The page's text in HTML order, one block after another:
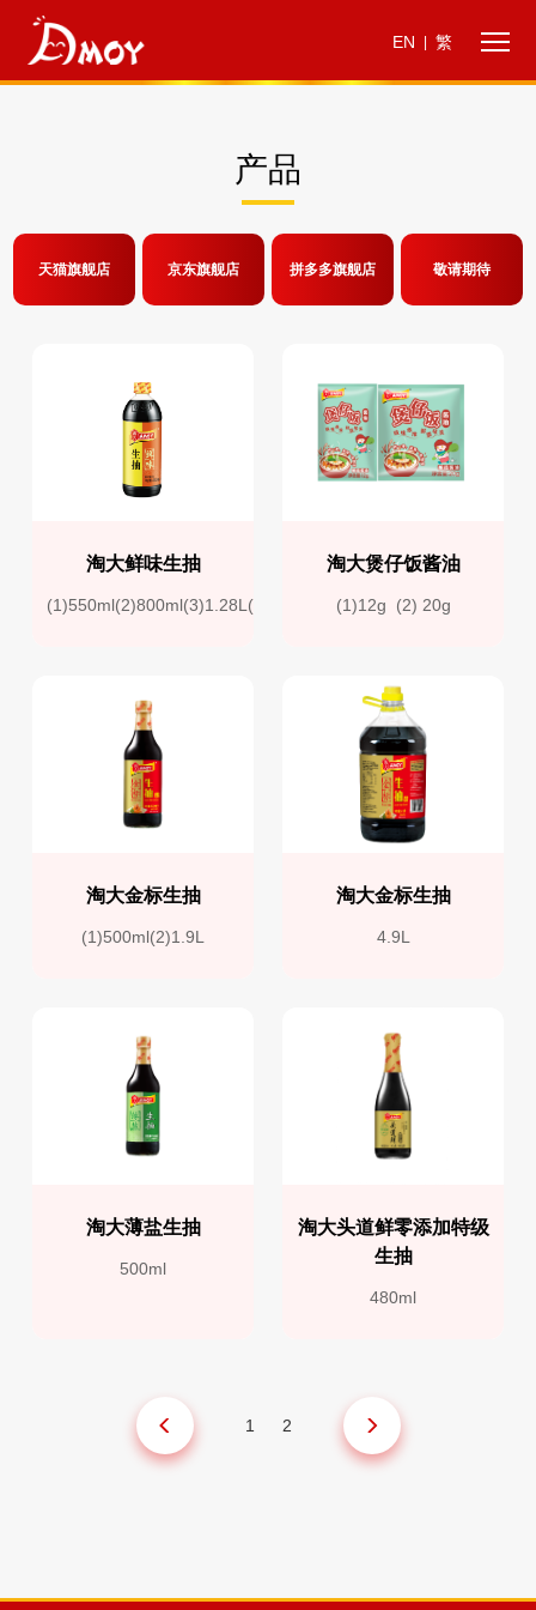
EN 繁
产品
天猫旗舰店 京东旗舰店 拼多多旗舰店 敬请期待
淘大鲜味生抽
(1)550ml(2)800ml(3)1.28L(4)1.9L
淘大煲仔饭酱油
(1)12g  (2) 20g
淘大金标生抽
(1)500ml(2)1.9L
淘大金标生抽
4.9L
淘大薄盐生抽
500ml
淘大头道鲜零添加特级
生抽
480ml
1 2